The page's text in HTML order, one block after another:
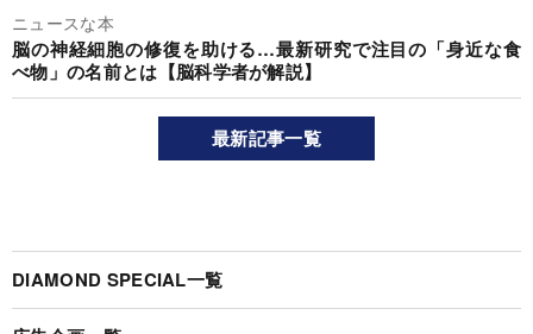
ニュースな本
脳の神経細胞の修復を助ける…最新研究で注目の「身近な食
べ物」の名前とは【脳科学者が解説】
最新記事一覧
DIAMOND SPECIAL一覧